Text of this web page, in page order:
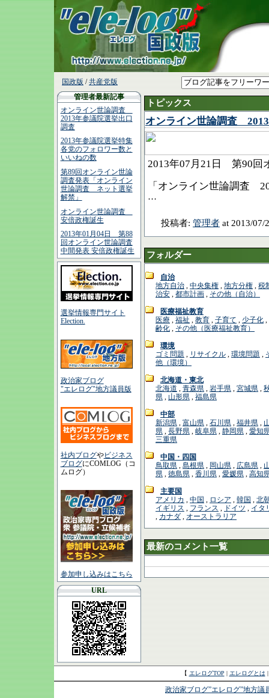
国政版/共産党版
管理者最新記事
オンライン世論調査
2013年参議院選挙出口
調査
2013年参議院選挙特集
各党のフォロワー数と
いいねの数
第89回オンライン世論
調査発表「オンライン
世論調査 ネット選挙
解禁」
オンライン世論調査
安倍政権誕生
2013年01月04日 第88
回オンライン世論調査
中間発表 安倍政権誕生
選挙情報専門サイト
Election.
政治家ブログ
"エレログ"地方議員版
社内ブログやビジネス
ブログにCOMLOG（コ
ムログ）
参加申し込みはこちら
URL
トピックス
オンライン世論調査
2013年07 月21 日 第90回
「オンライン世論調査
…
投稿者: 管理者 at 2013/07/
フォルダー
自治
地方自治 , 中央集権 , 地方分権 , 税
治安 , 都市計画 , その他（自治）
医療福祉教育
医療 , 福祉 , 教育 , 子育て , 少子化 ,
齢化 , その他（医療福祉教育）
環境
ゴミ問題 , リサイクル , 環境問題 ,
他（環境）
北海道・東北
北海道 , 青森県 , 岩手県 , 宮城県 ,
県 , 山形県 , 福島県
中部
新潟県 , 富山県 , 石川県 , 福井県 ,
県 , 長野県 , 岐阜県 , 静岡県 , 愛知
三重県
中国・四国
鳥取県 , 島根県 , 岡山県 , 広島県 ,
県 , 徳島県 , 香川県 , 愛媛県 , 高知
主要国
アメリカ , 中国 , ロシア , 韓国 , 北
イギリス , フランス , ドイツ , イタ
, カナダ , オーストラリア
最新のコメント一覧
【 エレログTOP | エレログとは
政治家ブログ”エレログ”地方議